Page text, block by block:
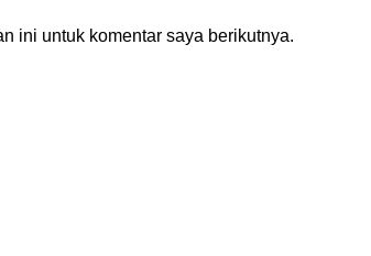
ini untuk komentar saya berikutnya.